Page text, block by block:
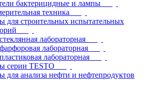
бактерицидные и лампы
техника
для строительных испытательных
лабораторная
лабораторная
лабораторная
серии TESTO
для анализа нефти и нефтепродуктов